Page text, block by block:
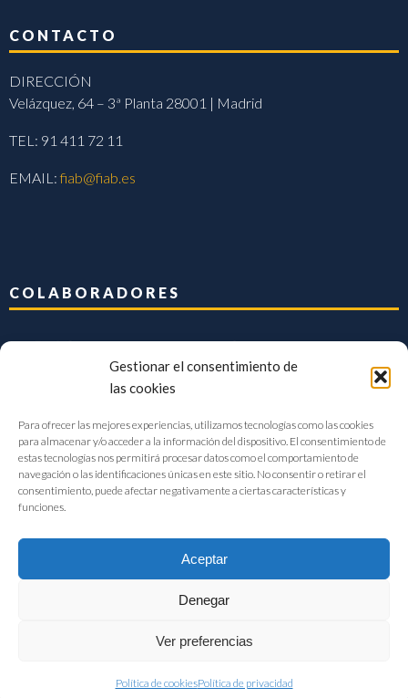
Gestionar el consentimiento de
las cookies
Para ofrecer las mejores experiencias, utilizamos tecnologías como las cookies
para almacenar y/o acceder a la información del dispositivo. El consentimiento de
estas tecnologías nos permitirá procesar datos como el comportamiento de
navegación o las identificaciones únicas en este sitio. No consentir o retirar el
consentimiento, puede afectar negativamente a ciertas características y
funciones.
Aceptar
Denegar
Ver preferencias
Política de cookiesPolítica de privacidad
CONTACTO
DIRECCIÓN
Velázquez, 64 – 3ª Planta 28001 | Madrid
TEL: 91 411 72 11
EMAIL:fiab@fiab.es
COLABORADORES
FIAB Federación Española de Industrias de la Alimentación y Bebidas